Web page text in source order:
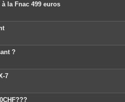
la Fnac 499 euros
?
7